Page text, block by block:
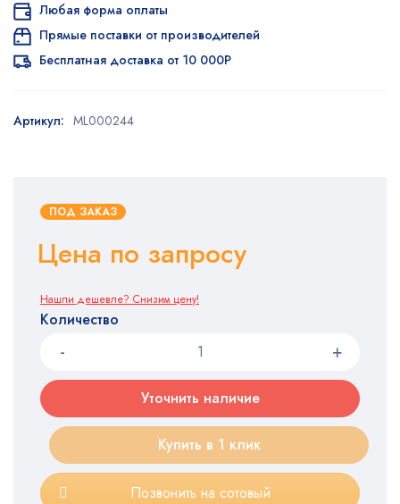
ПОД ЗАКАЗ
Цена по запросу
Нашли дешевле? Снизим цену!
Количество
Уточнить наличие
Купить в 1 клик
Позвонить на сотовый
Любая форма оплаты
Прямые поставки от производителей
Бесплатная доставка от 10 000Р
Артикул: ML000244